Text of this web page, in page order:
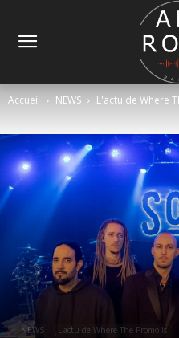
Accueil NEWS L'actu de Where
NEWS L'actu de Where The Promo Is